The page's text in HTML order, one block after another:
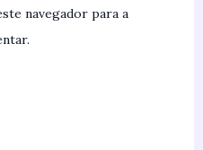
navegador para a